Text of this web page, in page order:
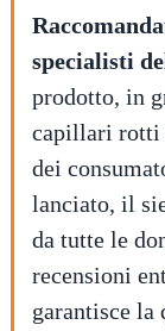
specialisti
prodotto, in
capillari rotti
dei
lanciato, il
da tutte le
recensioni
garantisce la